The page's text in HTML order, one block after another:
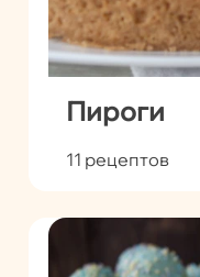
Пироги
11 рецептов